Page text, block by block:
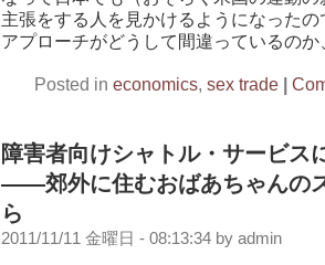
主張をする人を見かけるようになった
アプローチがどうして間違っているの
Posted in economics, sex trade
障害者向けシャトル・サービス
――郊外に住むおばあちゃんの
ら
2011/11/11 金曜日 - 08:13:34 by admin